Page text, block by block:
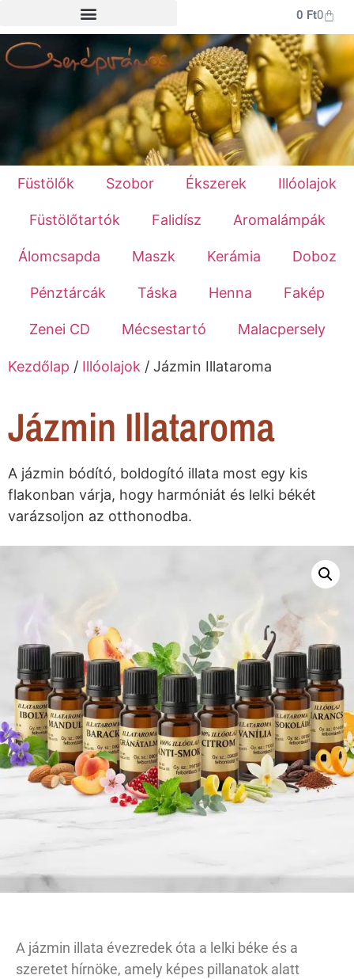
0 Ft0
Füstölők Szobor Ékszerek Illóolajok
Füstölőtartók Falidísz Aromalámpák
Álomcsapda Maszk Kerámia Doboz
Pénztárcák Táska Henna Fakép
Zenei CD Mécsestartó Malacpersely
Kezdőlap / Illóolajok / Jázmin Illataroma
Jázmin Illataroma
A jázmin bódító, boldogító illata most egy kis
flakonban várja, hogy harmóniát és lelki békét
varázsoljon az otthonodba.
A jázmin illata évezredek óta a lelki béke és a
szeretet hírnöke, amely képes pillanatok alatt